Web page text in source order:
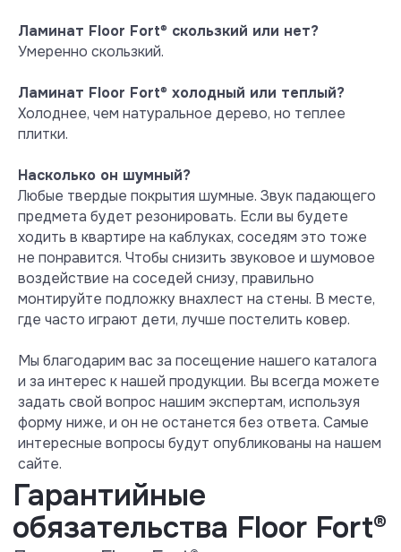
Ламинат Floor Fort® скользкий или нет?
Умеренно скользкий.
Ламинат Floor Fort® холодный или теплый?
Холоднее, чем натуральное дерево, но теплее
плитки.
Насколько он шумный?
Любые твердые покрытия шумные. Звук падающего
предмета будет резонировать. Если вы будете
ходить в квартире на каблуках, соседям это тоже
не понравится. Чтобы снизить звуковое и шумовое
воздействие на соседей снизу, правильно
монтируйте подложку внахлест на стены. В месте,
где часто играют дети, лучше постелить ковер.
Мы благодарим вас за посещение нашего каталога
и за интерес к нашей продукции. Вы всегда можете
задать свой вопрос нашим экспертам, используя
форму ниже, и он не останется без ответа. Самые
интересные вопросы будут опубликованы на нашем
сайте.
Тест на выделение вредных
летучих веществ при +40° С и
влажности 50 %
При нагреве +40° С испарения
формальдегида превышают норму
уже в 8 раз, а испарения стирола в
2 раза. Более безопасным для
MSPC ламинат, который при +40° С
по прежнему инертен и не
выделяет никаких вредных
веществ.
Посмотреть сертификат
Тест на теплопроводность и